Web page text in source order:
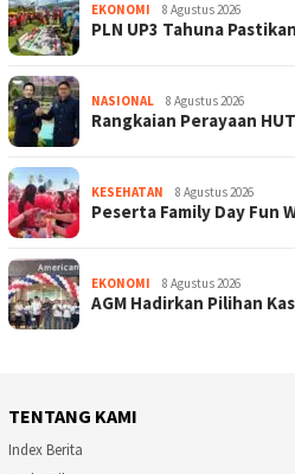
EKONOMI 8 Agustus 2026
PLN UP3 Tahuna
NASIONAL 8 Agustus 2026
Rangkaian Perayaan
KESEHATAN 8 Agustus 2026
Peserta Family Day Fun
EKONOMI 8 Agustus 2026
AGM Hadirkan Pilihan
TENTANG KAMI
Index Berita